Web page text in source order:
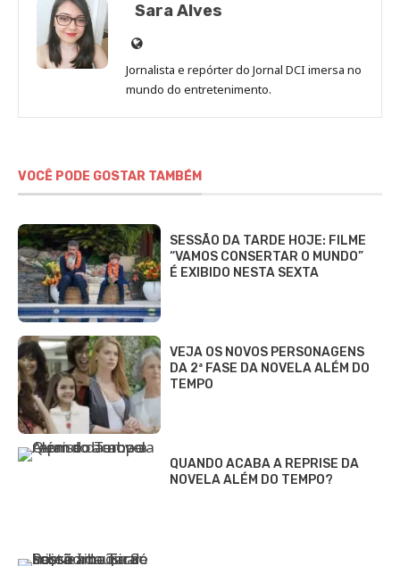
Sara Alves
Site
de
Sara
Jornalista e repórter do Jornal DCI imersa no
mundo do entretenimento.
VOCÊ PODE GOSTAR TAMBÉM
SESSÃO DA TARDE HOJE: FILME
“VAMOS CONSERTAR O MUNDO”
É EXIBIDO NESTA SEXTA
VEJA OS NOVOS PERSONAGENS
DA 2ª FASE DA NOVELA ALÉM DO
TEMPO
QUANDO ACABA A REPRISE DA
NOVELA ALÉM DO TEMPO?